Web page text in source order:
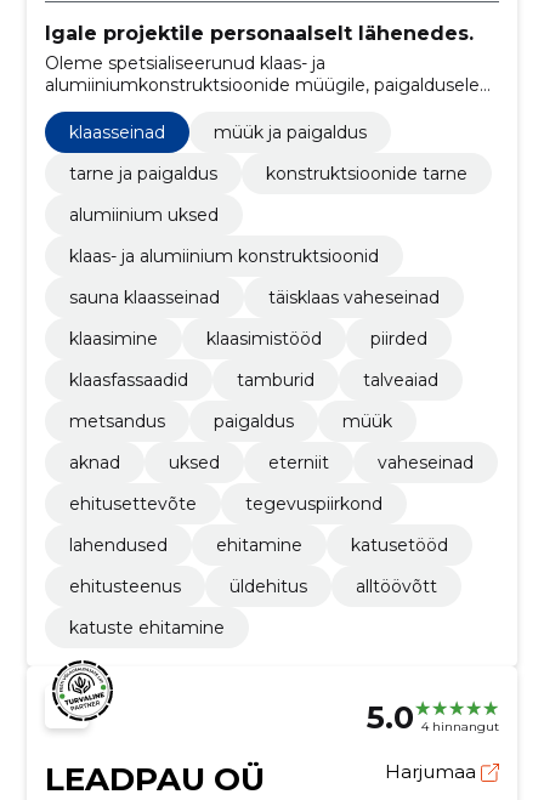
Igale projektile personaalselt lähenedes.
Oleme spetsialiseerunud klaas- ja
alumiiniumkonstruktsioonide müügile, paigaldusele
ning projektijuhtimisele, pakkudes kvaliteetseid
lahendusi ehitusvaldkonnas, seda peamiselt Lõuna
Eestis.
klaasseinad
müük ja paigaldus
tarne ja paigaldus
konstruktsioonide tarne
alumiinium uksed
klaas- ja alumiinium konstruktsioonid
sauna klaasseinad
täisklaas vaheseinad
klaasimine
klaasimistööd
piirded
klaasfassaadid
tamburid
talveaiad
metsandus
paigaldus
müük
aknad
uksed eterniit
vaheseinad
ehitusettevõte
tegevuspiirkond
lahendused
ehitamine
katusetööd
ehitusteenus
üldehitus
alltöövõtt
katuste ehitamine
5.0 4 hinnangut
LEADPAU OÜ Harjumaa